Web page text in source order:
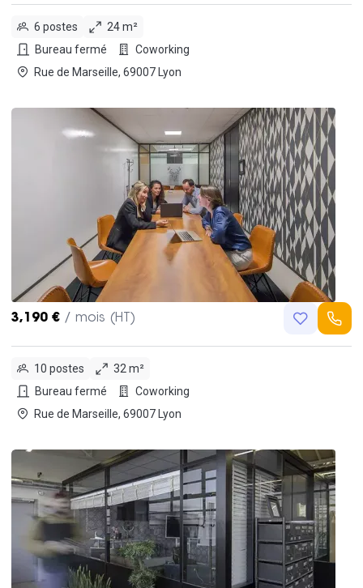
6 postes
24 m²
Bureau fermé
Coworking
Rue de Marseille, 69007 Lyon
3,190 € / mois (HT)
10 postes
32 m²
Bureau fermé
Coworking
Rue de Marseille, 69007 Lyon